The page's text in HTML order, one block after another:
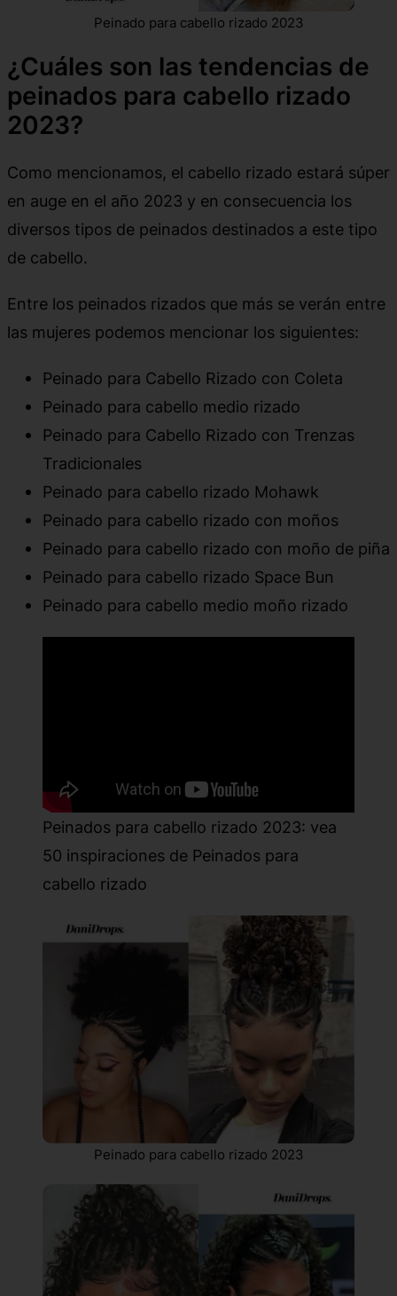
Peinado para cabello rizado 2023
¿Cuáles son las tendencias de
peinados para cabello rizado
2023?
Como mencionamos, el cabello rizado estará súper
en auge en el año 2023 y en consecuencia los
diversos tipos de peinados destinados a este tipo
de cabello.
Entre los peinados rizados que más se verán entre
las mujeres podemos mencionar los siguientes:
Peinado para Cabello Rizado con Coleta
Peinado para cabello medio rizado
Peinado para Cabello Rizado con Trenzas
Tradicionales
Peinado para cabello rizado Mohawk
Peinado para cabello rizado con moños
Peinado para cabello rizado con moño de piña
Peinado para cabello rizado Space Bun
Peinado para cabello medio moño rizado
Peinados para cabello rizado 2023: vea
50 inspiraciones de Peinados para
cabello rizado
Peinado para cabello rizado 2023